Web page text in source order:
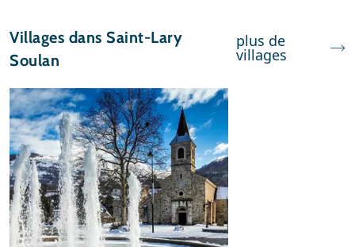
Villages dans Saint-Lary
Soulan
plus de
villages